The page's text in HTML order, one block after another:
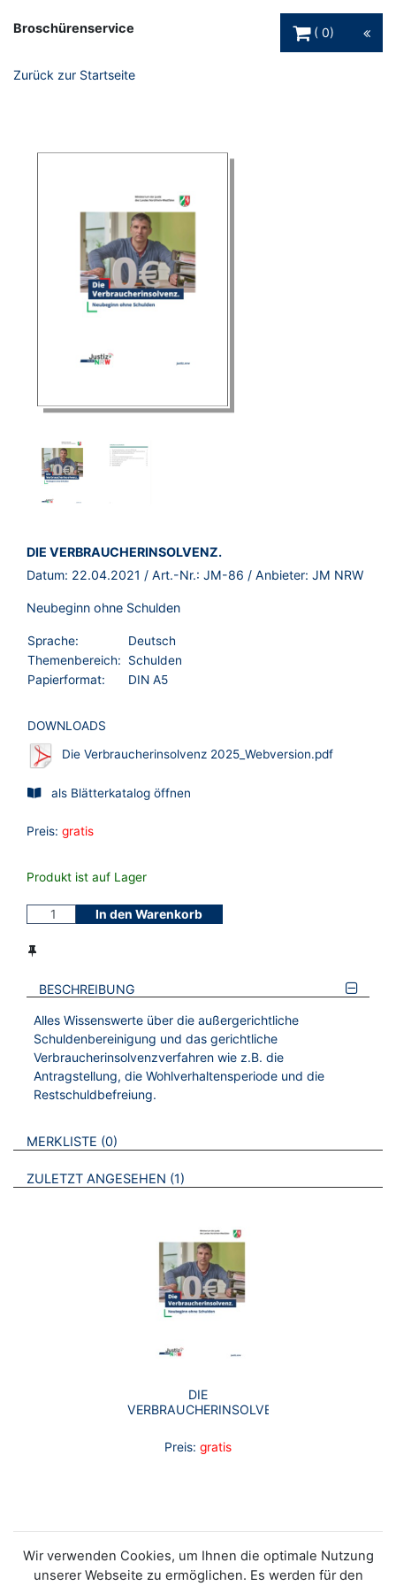
Broschürenservice
0
Zurück zur Startseite
BROSCHÜRE:
DIE VERBRAUCHERINSOLVENZ.
Datum: 22.04.2021 / Art.-Nr.: JM-86 / Anbieter: JM NRW
Neubeginn ohne Schulden
Sprache:
Deutsch
Themenbereich:
Schulden
Papierformat:
DIN A5
DOWNLOADS
Die Verbraucherinsolvenz 2025_Webversion.pdf
als Blätterkatalog öffnen
Preis: gratis
Produkt ist auf Lager
In den Warenkorb
BESCHREIBUNG
Alles Wissenswerte über die außergerichtliche
Schuldenbereinigung und das gerichtliche
Verbraucherinsolvenzverfahren wie z.B. die
Antragstellung, die Wohlverhaltensperiode und die
Restschuldbefreiung.
VERWEISE AUF VERMERKTE- ODER ZULETZT ANGESEHENE
MERKLISTE 0 BROSCHÜREN
ZULETZT ANGESEHEN 1 BROSCHÜREN
DIE
VERBRAUCHERINSOLVENZ.
Preis: gratis
Wir verwenden Cookies, um Ihnen die optimale Nutzung
unserer Webseite zu ermöglichen. Es werden für den